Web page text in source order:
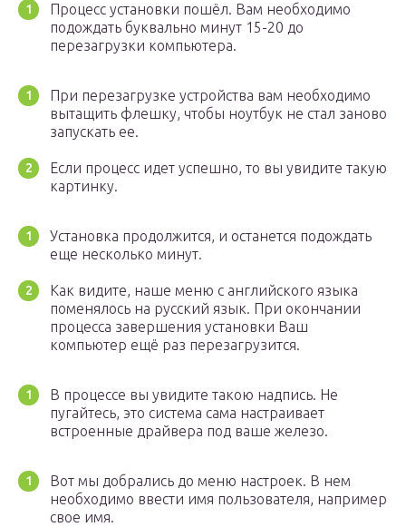
Процесс установки пошёл. Вам необходимо
подождать буквально минут 15-20 до
перезагрузки компьютера.
При перезагрузке устройства вам необходимо
вытащить флешку, чтобы ноутбук не стал заново
запускать ее.
Если процесс идет успешно, то вы увидите такую
картинку.
Установка продолжится, и останется подождать
еще несколько минут.
Как видите, наше меню с английского языка
поменялось на русский язык. При окончании
процесса завершения установки Ваш
компьютер ещё раз перезагрузится.
В процессе вы увидите такою надпись. Не
пугайтесь, это система сама настраивает
встроенные драйвера под ваше железо.
Вот мы добрались до меню настроек. В нем
необходимо ввести имя пользователя, например
свое имя.